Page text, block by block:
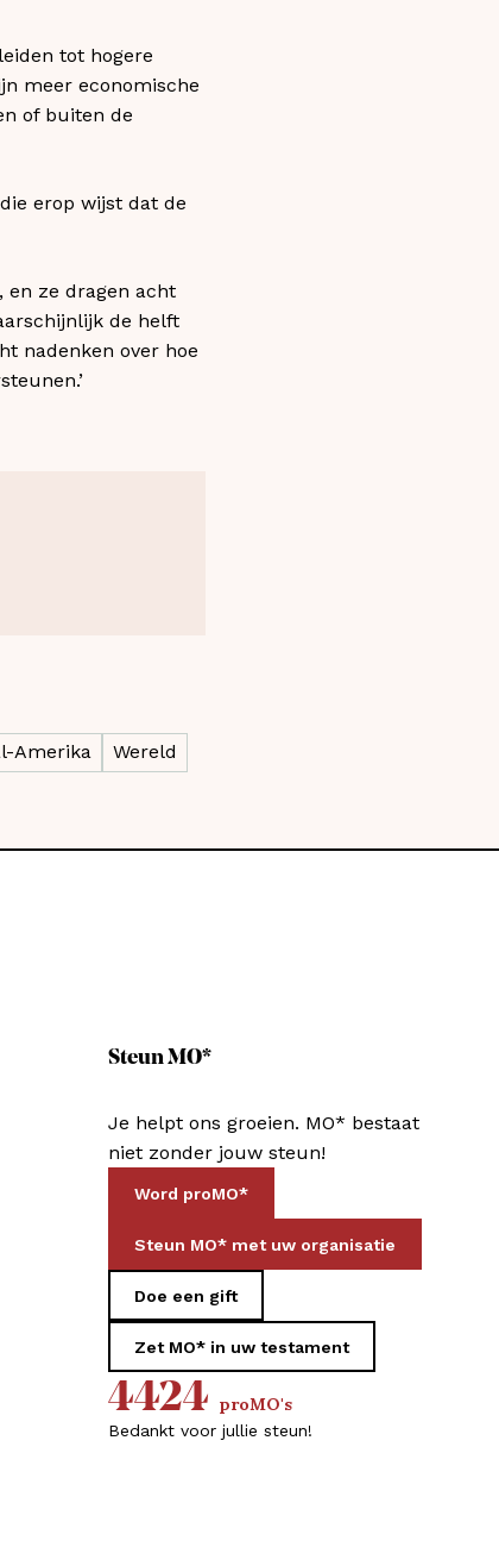
tot hogere
meer economische
of buiten de
erop wijst dat de
en ze dragen acht
de helft
nadenken over hoe
Amerika Wereld
Steun MO*
Je helpt ons groeien. MO* bestaat
niet zonder jouw steun!
Word proMO*
Steun MO* met uw organisatie
Doe een gift
Zet MO* in uw testament
4424 proMO's
Bedankt voor jullie steun!